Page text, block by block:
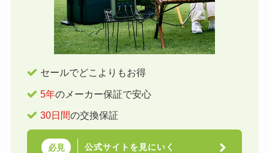
セールでどこよりもお得
5年のメーカー保証で安心
30日間の交換保証
必見 公式サイトを見にいく